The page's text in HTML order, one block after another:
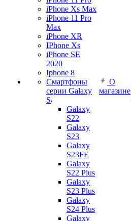
iPhone Xs Max
iPhone 11 Pro
Max
iPhone XR
IPhone Xs
iPhone SE
2020
Iphone 8
Смартфоны
серии Galaxy
S
Galaxy
S22
Galaxy
S23
Galaxy
S23FE
Galaxy
S22 Plus
Galaxy
S23 Plus
Galaxy
S24 Plus
Galaxy
О
магазине